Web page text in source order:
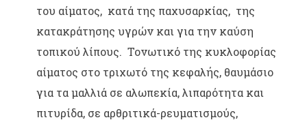
του αίματος, κατά της παχυσαρκίας, της
κατακράτησης υγρών και για την καύση
τοπικού λίπους. Τονωτικό της κυκλοφορίας
αίματος στο τριχωτό της κεφαλής, θαυμάσιο
για τα μαλλιά σε αλωπεκία, λιπαρότητα και
πιτυρίδα, σε αρθριτικά-ρευματισμούς,